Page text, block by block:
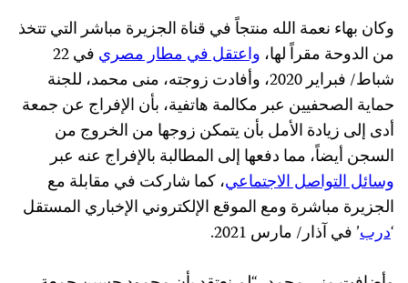
وكان بهاء نعمة الله منتجاً في قناة الجزيرة مباشر التي تتخذ
من الدوحة مقراً لها، واعتقل في مطار مصري
في 22
شباط/ فبراير 2020، وأفادت زوجته، منى محمد، للجنة
حماية الصحفيين عبر مكالمة هاتفية، بأن الإفراج عن جمعة
أدى إلى زيادة الأمل بأن يتمكن زوجها من الخروج من
السجن أيضاً، مما دفعها إلى المطالبة بالإفراج عنه عبر
وسائل التواصل الاجتماعي، كما شاركت في مقابلة مع
الجزيرة مباشرة ومع الموقع الإلكتروني الإخباري المستقل
‘درب’ في آذار/ مارس 2021.